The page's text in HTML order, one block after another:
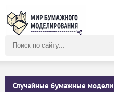
сайту
Случайные бумажные модели